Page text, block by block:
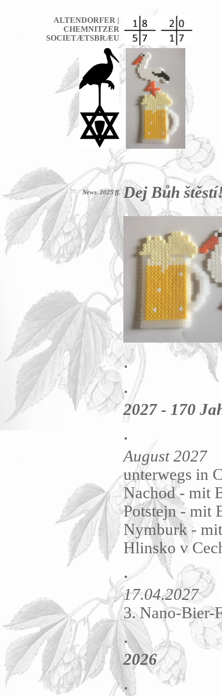
ALTENDORFER |
CHEMNITZER
SOCIETÆTSBRÆU
News 2025 ff. Dej Bůh
.
.
2027 - 170
.
August 2027
unterwegs in
Nachod - mit
Potstejn - mit
Nymburk -
Hlinsko v
.
17.04.2027
3. Nano-Bier-
.
2026
.